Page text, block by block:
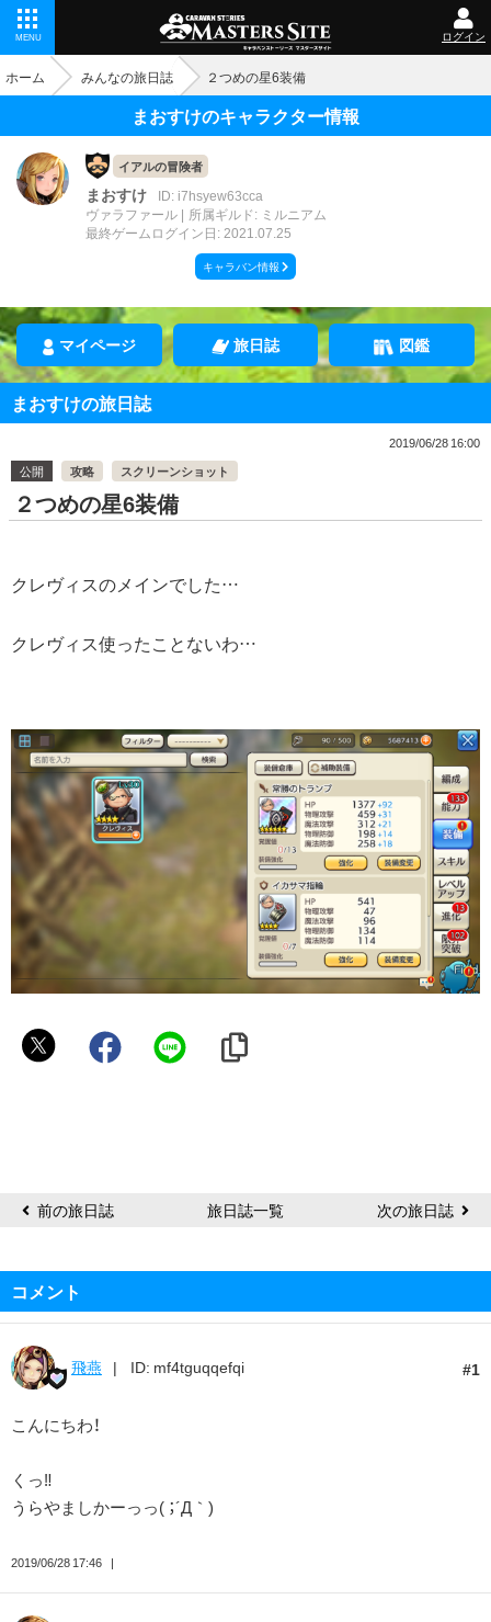
MENU ログイン
ホーム みんなの旅日誌 ２つめの星6装備
まおすけのキャラクター情報
イアルの冒険者
まおすけ
ID: i7hsyew63cca
ヴァラファール
所属ギルド: ミルニアム
最終ゲームログイン日: 2021.07.25
キャラバン情報
マイページ 旅日誌 図鑑
まおすけの旅日誌
2019/06/28 16:00
公開
攻略 スクリーンショット
２つめの星6装備
クレヴィスのメインでした…
クレヴィス使ったことないわ…
ま
前の旅日誌 旅日誌一覧 次の旅日誌
コメント
1
飛燕 ID: mf4tguqqefqi
こんにちわ！
くっ‼️
うらやましかーっっ( ；´Д｀)
2019/06/28 17:46